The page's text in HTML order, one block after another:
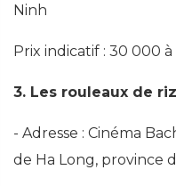
Ninh
Prix ​​indicatif : 30 000
3. Les rouleaux de
- Adresse : Cinéma
de Ha Long, province